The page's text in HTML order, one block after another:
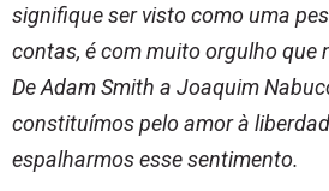
signifique ser visto como uma
contas, é com muito orgulho que
De Adam Smith a Joaquim
constituímos pelo amor à
espalharmos esse sentimento.